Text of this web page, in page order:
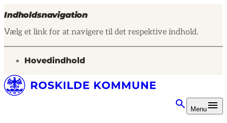
Indholdsnavigation
Vælg et link for at navigere til det respektive indhold.
gå til
Hovedindhold
Menu